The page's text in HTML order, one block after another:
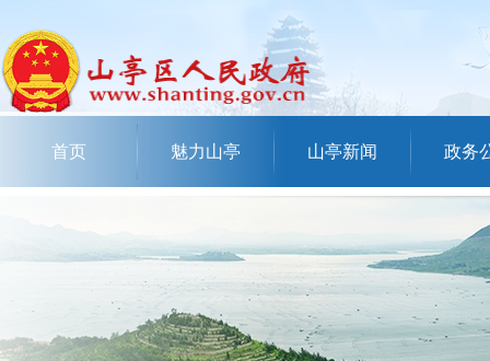
首页 魅力山亭 山亭新闻 政务